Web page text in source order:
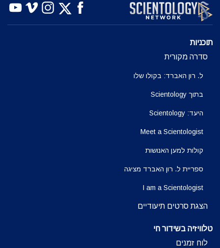
צפה בדוק את הסדרה
תוכניות
סדרה מקורית
ל. רון האברד: בקולו שלו
בתוך Scientology
היעד: Scientology
Meet a Scientologist
קולות למען האנושות
ספריית ל. רון האברד מציגה
I am a Scientologist
הצגת סרטים תיעודיים
טלוויזיה בשידור חי
לוח זמנים